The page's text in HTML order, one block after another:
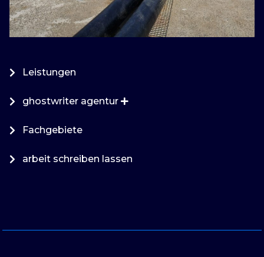
Leistungen
ghostwriter agentur
Fachgebiete
arbeit schreiben lassen